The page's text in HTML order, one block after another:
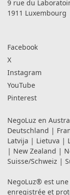
9 rue du
1911 Luxembourg
Facebook
X
Instagram
YouTube
Pinterest
NegoLuz en
Deutschland |
Latvija | Lietuva |
| New Zealand |
Suisse/Schweiz |
NegoLuz® est
enregistrée et